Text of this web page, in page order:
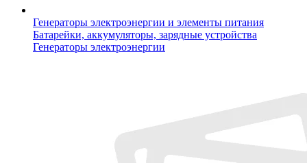
Генераторы электроэнергии и элементы питания
Батарейки, аккумуляторы, зарядные устройства
Генераторы электроэнергии